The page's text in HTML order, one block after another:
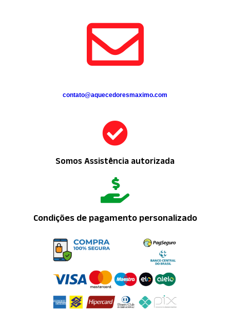
contato@aquecedoresmaximo.com
Somos Assistência autorizada
Condições de pagamento personalizado